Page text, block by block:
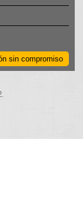
sin compromiso